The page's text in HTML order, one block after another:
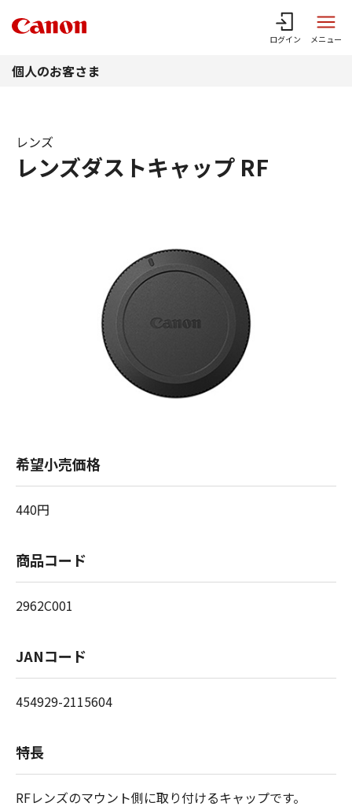
ログイン メニュー
個人のお客さま
レンズダストキャップ RF
レンズ
希望小売価格
440円
商品コード
2962C001
JANコード
454929-2115604
特長
RFレンズのマウント側に取り付けるキャップです。